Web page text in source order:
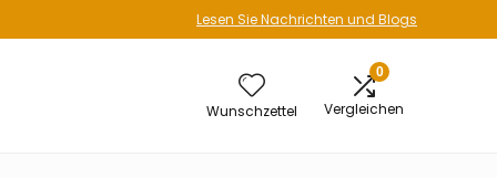
Lesen Sie Nachrichten und Blogs
Wunschzettel
0
Vergleichen